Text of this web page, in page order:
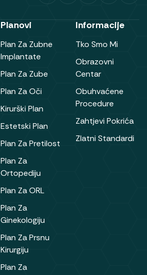
Planovi
Plan Za Zubne
Implantate
Plan Za Zube
Plan Za Oči
Kirurški Plan
Estetski Plan
Plan Za Pretilost
Plan Za
Ortopediju
Plan Za ORL
Plan Za
Ginekologiju
Plan Za Prsnu
Kirurgiju
Plan Za
Informacije
Tko Smo Mi
Obrazovni
Centar
Obuhvaćene
Procedure
Zahtjevi Pokrića
Zlatni Standardi